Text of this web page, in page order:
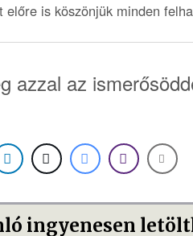
előre is köszönjük minden
azzal az
ingyenesen